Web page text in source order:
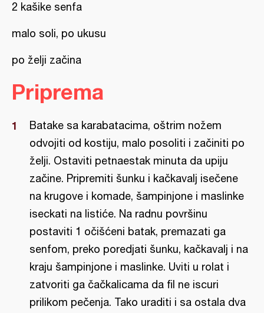
2 kašike senfa
malo soli, po ukusu
po želji začina
Priprema
Batake sa karabatacima, oštrim nožem
odvojiti od kostiju, malo posoliti i začiniti po
želji. Ostaviti petnaestak minuta da upiju
začine. Pripremiti šunku i kačkavalj isečene
na krugove i komade, šampinjone i maslinke
iseckati na listiće. Na radnu površinu
postaviti 1 očišćeni batak, premazati ga
senfom, preko poredjati šunku, kačkavalj i na
kraju šampinjone i maslinke. Uviti u rolat i
zatvoriti ga čačkalicama da fil ne iscuri
prilikom pečenja. Tako uraditi i sa ostala dva